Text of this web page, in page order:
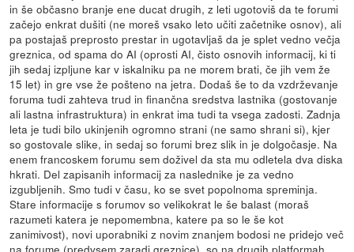
in še občasno branje ene ducat drugih, z leti ugotoviš da te forumi
začejo enkrat dušiti (ne moreš vsako leto učiti začetnike osnov), ali
pa postajaš preprosto prestar in ugotavljaš da je splet vedno večja
greznica, od spama do AI (oprosti AI, čisto osnovih informacij, ki ti
jih sedaj izpljune kar v iskalniku pa ne morem brati, če jih vem že
15 let) in gre vse že pošteno na jetra. Dodaš še to da vzdrževanje
foruma tudi zahteva trud in finančna sredstva lastnika (gostovanje
ali lastna infrastruktura) in enkrat ima tudi ta vsega zadosti. Zadnja
leta je tudi bilo ukinjenih ogromno strani (ne samo shrani si), kjer
so gostovale slike, in sedaj so forumi brez slik in je dolgočasje. Na
enem francoskem forumu sem doživel da sta mu odletela dva diska
hkrati. Del zapisanih informacij za naslednike je za vedno
izgubljenih. Smo tudi v času, ko se svet popolnoma spreminja.
Stare informacije s forumov so velikokrat le še balast (moraš
razumeti katera je nepomembna, katere pa so le še kot
zanimivost), novi uporabniki z novim znanjem bodosi ne pridejo več
na forume (predvsem zaradi greznice), so na drugih platformah